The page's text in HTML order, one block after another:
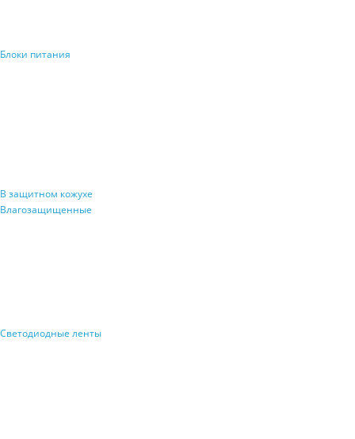
Блоки питания
В защитном кожухе
Влагозащищенные
Светодиодные ленты